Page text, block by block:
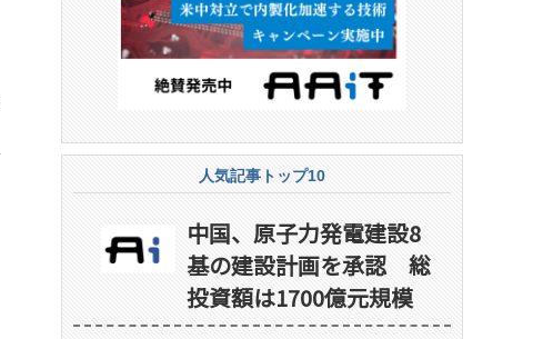
人気記事トップ10
中国、原子力発電建設8
基の建設計画を承認 総
投資額は1700億元規模